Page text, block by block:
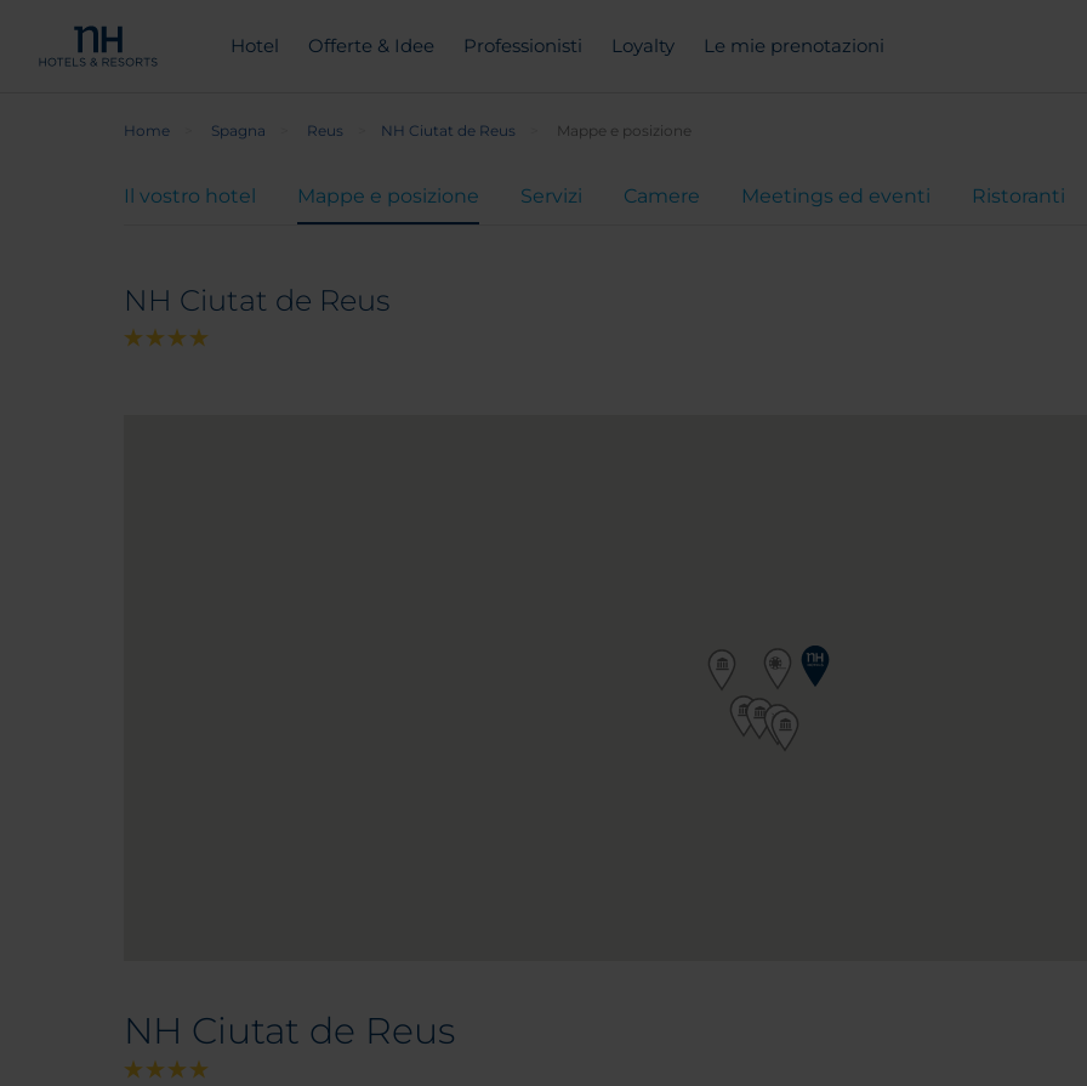
Hotel Offerte & Idee Professionisti Loyalty Le mie prenotazioni
Home Spagna Reus NH Ciutat de Reus Mappe e posizione
Il vostro hotel Mappe e posizione Servizi Camere Meetings ed eventi Ristoranti
NH Ciutat de Reus
NH Ciutat de Reus